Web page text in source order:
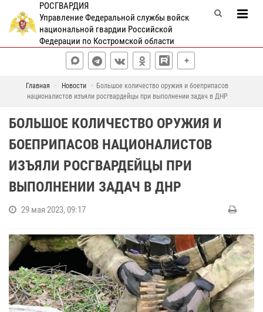
РОСГВАРДИЯ
Управление Федеральной службы войск
национальной гвардии Российской
Федерации по Костромской области
Главная Новости
Большое количество оружия и боеприпасов
националистов изъяли росгвардейцы при выполнении задач в ДНР
БОЛЬШОЕ КОЛИЧЕСТВО ОРУЖИЯ И
БОЕПРИПАСОВ НАЦИОНАЛИСТОВ
ИЗЪЯЛИ РОСГВАРДЕЙЦЫ ПРИ
ВЫПОЛНЕНИИ ЗАДАЧ В ДНР
29 мая 2023, 09:17